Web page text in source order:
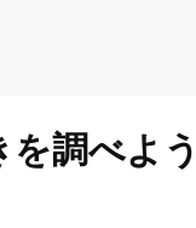
調べよう